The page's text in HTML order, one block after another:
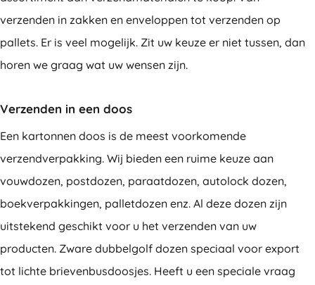
verzenden in zakken en enveloppen tot verzenden op
pallets. Er is veel mogelijk. Zit uw keuze er niet tussen, dan
horen we graag wat uw wensen zijn.
Verzenden in een doos
Een kartonnen doos is de meest voorkomende
verzendverpakking. Wij bieden een ruime keuze aan
vouwdozen, postdozen, paraatdozen, autolock dozen,
boekverpakkingen, palletdozen enz. Al deze dozen zijn
uitstekend geschikt voor u het verzenden van uw
producten. Zware dubbelgolf dozen speciaal voor export
tot lichte brievenbusdoosjes. Heeft u een speciale vraag